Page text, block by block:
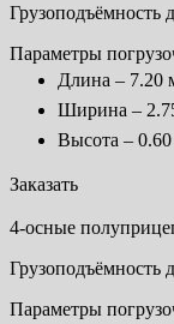
Грузоподъёмность
Параметры
Длина – 7.20
Ширина –
Высота –
Заказать
4-осные
Грузоподъёмность
Параметры